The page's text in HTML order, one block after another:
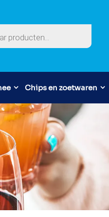
Chips en zoetwaren